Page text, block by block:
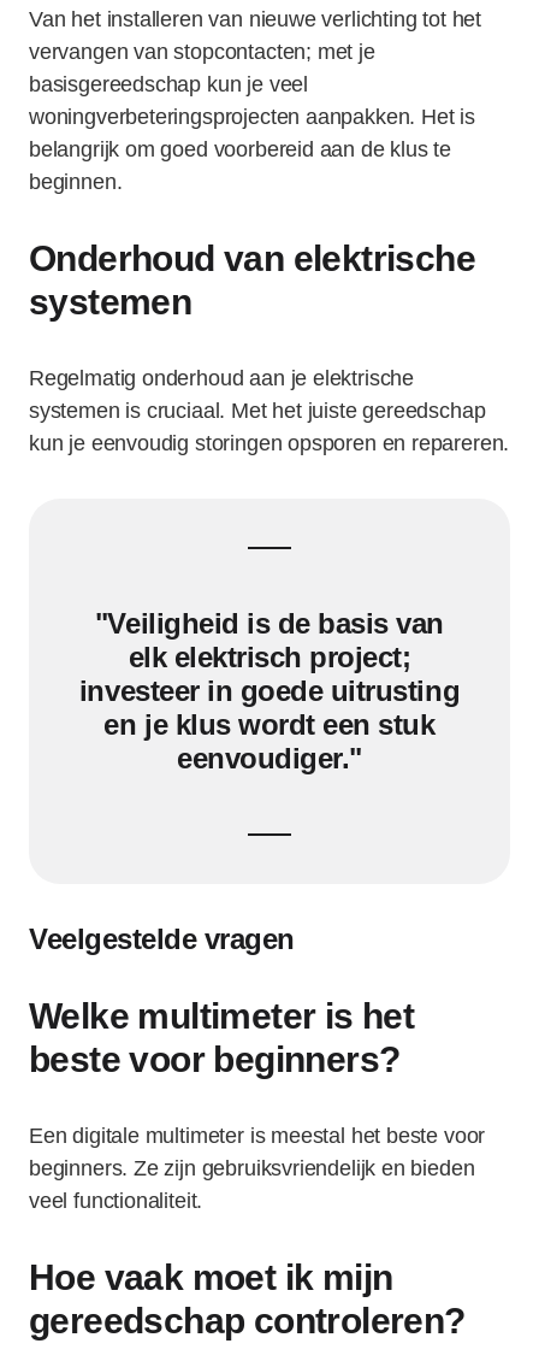
Van het installeren van nieuwe verlichting tot het
vervangen van stopcontacten; met je
basisgereedschap kun je veel
woningverbeteringsprojecten aanpakken. Het is
belangrijk om goed voorbereid aan de klus te
beginnen.
Onderhoud van elektrische
systemen
Regelmatig onderhoud aan je elektrische
systemen is cruciaal. Met het juiste gereedschap
kun je eenvoudig storingen opsporen en repareren.
"Veiligheid is de basis van
elk elektrisch project;
investeer in goede uitrusting
en je klus wordt een stuk
eenvoudiger."
Veelgestelde vragen
Welke multimeter is het
beste voor beginners?
Een digitale multimeter is meestal het beste voor
beginners. Ze zijn gebruiksvriendelijk en bieden
veel functionaliteit.
Hoe vaak moet ik mijn
gereedschap controleren?